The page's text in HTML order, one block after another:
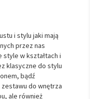
i stylu jaki mają
przez nas
style w kształtach i
klasyczne do stylu
bądź
do wnętrza
ale również